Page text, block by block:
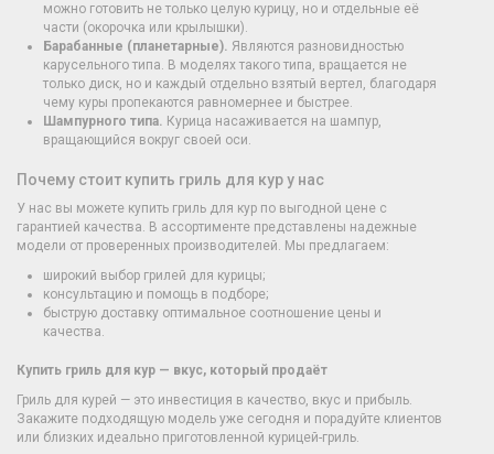
можно готовить не только целую курицу, но и отдельные её
части (окорочка или крылышки).
Барабанные (планетарные). Являются разновидностью
карусельного типа. В моделях такого типа, вращается не
только диск, но и каждый отдельно взятый вертел, благодаря
чему куры пропекаются равномернее и быстрее.
Шампурного типа. Курица насаживается на шампур,
вращающийся вокруг своей оси.
Почему стоит купить гриль для кур у нас
У нас вы можете купить гриль для кур по выгодной цене с
гарантией качества. В ассортименте представлены надежные
модели от проверенных производителей. Мы предлагаем:
широкий выбор грилей для курицы;
консультацию и помощь в подборе;
быструю доставку оптимальное соотношение цены и
качества.
Купить гриль для кур — вкус, который продаёт
Гриль для курей — это инвестиция в качество, вкус и прибыль.
Закажите подходящую модель уже сегодня и порадуйте клиентов
или близких идеально приготовленной курицей-гриль.